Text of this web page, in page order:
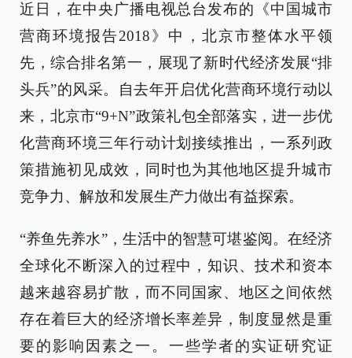
近日，在中央广播电视总台发布的《中国城市
营商环境报告2018》中，北京市整体水平领
先，综合排名第一，展现了新时代经济发展“排
头兵”的风采。自去年开启优化营商环境行动以
来，北京市“9+N”政策礼包全部落实，进一步优
化营商环境三年行动计划接续推出，一系列政
策措施初见成效，同时也为其他地区提升城市
竞争力、解放和发展生产力做出有益探索。
“养鱼先养水”，生活中的智慧可堪鉴阅。在经济
全球化不断深入的过程中，知识、技术和资本
越来越容易扩散，而不同国家、地区之间依然
存在着巨大的经济增长率差异，制度显然是重
要的影响因素之一。一些学者的实证研究证